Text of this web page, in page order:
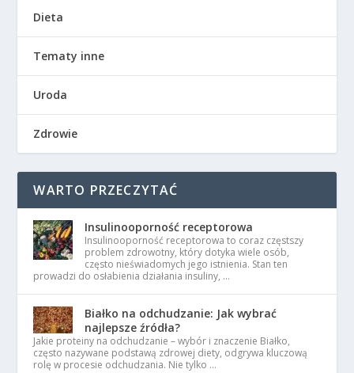
Dieta
Tematy inne
Uroda
Zdrowie
WARTO PRZECZYTAĆ
Insulinooporność receptorowa
Insulinooporność receptorowa to coraz częstszy
problem zdrowotny, który dotyka wiele osób,
często nieświadomych jego istnienia. Stan ten
prowadzi do osłabienia działania insuliny, …
Białko na odchudzanie: Jak wybrać
najlepsze źródła?
Jakie proteiny na odchudzanie – wybór i znaczenie Białko,
często nazywane podstawą zdrowej diety, odgrywa kluczową
rolę w procesie odchudzania. Nie tylko …